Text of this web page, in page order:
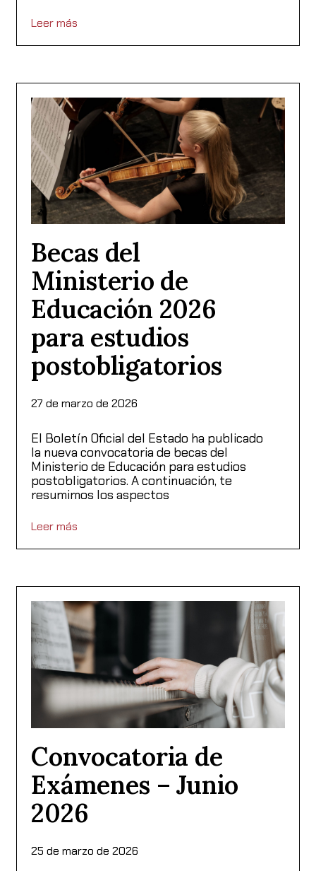
Leer más
Becas del
Ministerio de
Educación 2026
para estudios
postobligatorios
27 de marzo de 2026
El Boletín Oficial del Estado ha publicado
la nueva convocatoria de becas del
Ministerio de Educación para estudios
postobligatorios. A continuación, te
resumimos los aspectos
Leer más
Convocatoria de
Exámenes – Junio
2026
25 de marzo de 2026